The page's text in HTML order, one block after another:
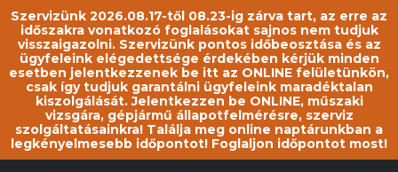
Szervizünk 2026.08.17-től 08.23-ig zárva tart, az erre az
időszakra vonatkozó foglalásokat sajnos nem tudjuk
visszaigazolni. Szervizünk pontos időbeosztása és az
ügyfeleink elégedettsége érdekében kérjük minden
esetben jelentkezzenek be itt az ONLINE felületünkön,
csak így tudjuk garantálni ügyfeleink maradéktalan
kiszolgálását. Jelentkezzen be ONLINE, műszaki
vizsgára, gépjármű állapotfelmérésre, szerviz
szolgáltatásainkra! Találja meg online naptárunkban a
legkényelmesebb időpontot! Foglaljon időpontot most!